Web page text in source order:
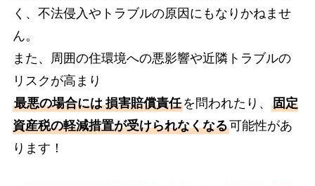
く、不法侵入やトラブルの原因にもなりかねませ
ん。
また、周囲の住環境への悪影響や近隣トラブルの
リスクが高まり
最悪の場合には 損害賠償責任を問われたり、 固定
資産税の軽減措置が受けられなくなる可能性があ
ります！